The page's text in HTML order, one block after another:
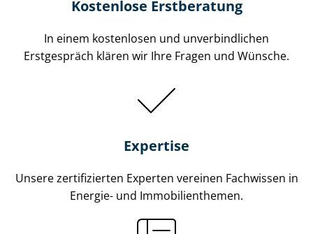
Kostenlose Erstberatung
In einem kostenlosen und unverbindlichen
Erstgespräch klären wir Ihre Fragen und Wünsche.
Expertise
Unsere zertifizierten Experten vereinen Fachwissen in
Energie- und Im­mo­bi­li­en­the­men.